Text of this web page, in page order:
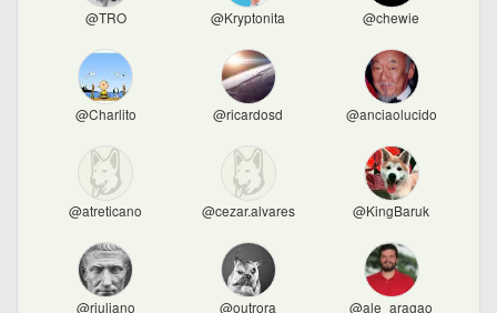
@TRO @Kryptonita @chewie
@Charlito @ricardosd @anciaolucido
@atreticano @cezar.alvares @KingBaruk
@rjuliano @outrora @ale_aragao